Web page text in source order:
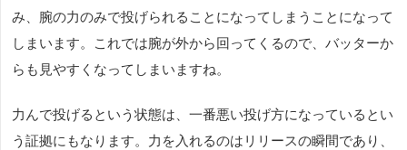
み、腕の力のみで投げられることになってしまうことになって
しまいます。これでは腕が外から回ってくるので、バッターか
らも見やすくなってしまいますね。
力んで投げるという状態は、一番悪い投げ方になっているとい
う証拠にもなります。力を入れるのはリリースの瞬間であり、